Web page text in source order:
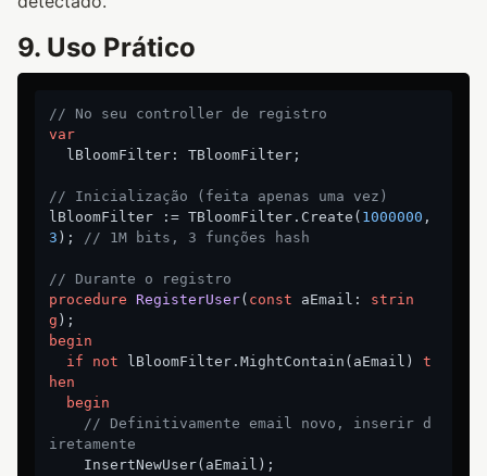
9. Uso Prático
// No seu controller de registro
var
// Inicialização (feita apenas uma vez)
lBloomFilter := TBloomFilter.Create( 1000000
3 ); // 1M bits, 3 funções hash
// Durante o registro
procedure
RegisterUser( const aEmail: strin
g ) ;
begin
if
not lBloomFilter.MightContain(aEmail) t
hen
begin
// Definitivamente email novo, inserir d
iretamente